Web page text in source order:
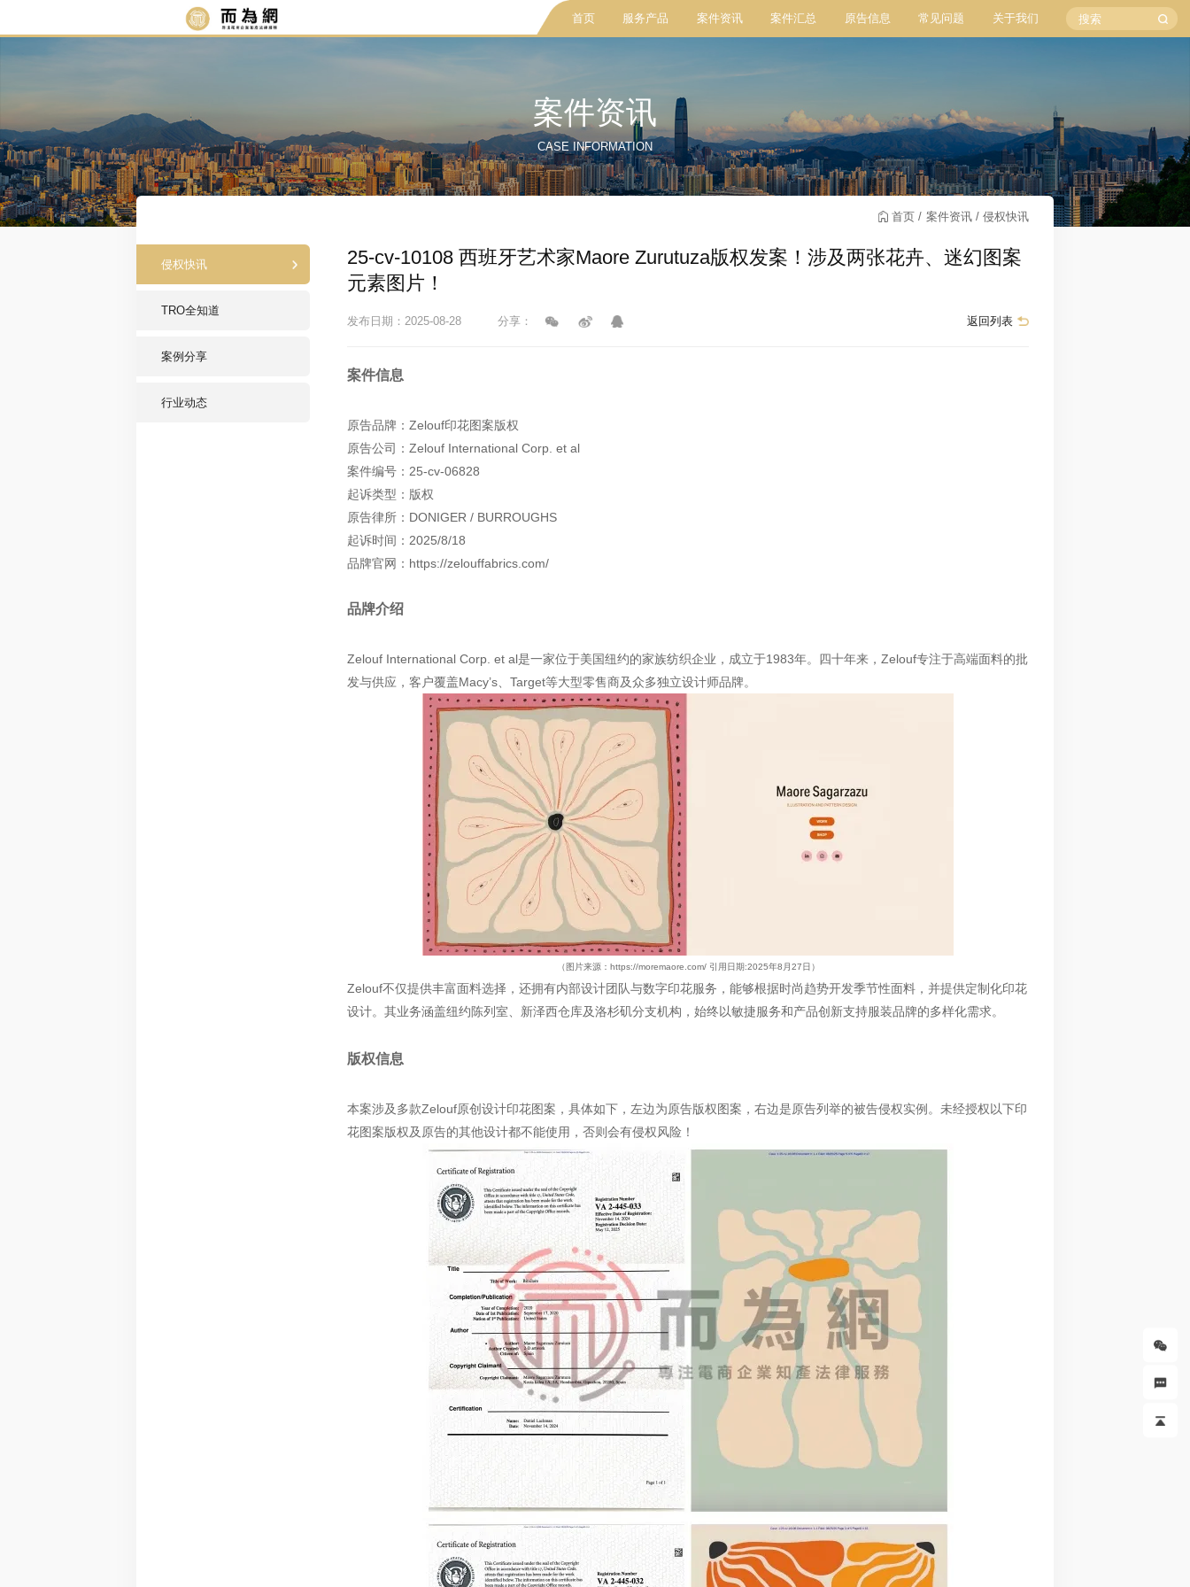
首页 服务产品 案件资讯 案件汇总 原告信息 常见问题 关于我们
案件资讯
CASE INFORMATION
首页 案件资讯 侵权快讯
侵权快讯
TRO全知道
案例分享
行业动态
25-cv-10108 西班牙艺术家Maore Zurutuza版权发案！涉及两张花卉、迷幻图案
元素图片！
发布日期：2025-08-28 分享： 返回列表
案件信息
原告品牌：Zelouf印花图案版权
原告公司：Zelouf International Corp. et al
案件编号：25-cv-06828
起诉类型：版权
原告律所：DONIGER / BURROUGHS
起诉时间：2025/8/18
品牌官网：https://zelouffabrics.com/
品牌介绍
Zelouf International Corp. et al是一家位于美国纽约的家族纺织企业，成立于1983年。四十年来，Zelouf专注于高端面料的批
发与供应，客户覆盖Macy’s、Target等大型零售商及众多独立设计师品牌。
（图片来源： https://moremaore.com/ 引用日期:2025年8月27日）
Zelouf不仅提供丰富面料选择，还拥有内部设计团队与数字印花服务，能够根据时尚趋势开发季节性面料，并提供定制化印花
设计。其业务涵盖纽约陈列室、新泽西仓库及洛杉矶分支机构，始终以敏捷服务和产品创新支持服装品牌的多样化需求。
版权信息
本案涉及多款Zelouf原创设计印花图案，具体如下，左边为原告版权图案，右边是原告列举的被告侵权实例。未经授权以下印
花图案版权及原告的其他设计都不能使用，否则会有侵权风险！